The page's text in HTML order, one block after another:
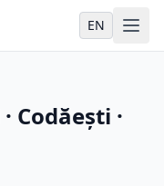
EN
· Codăești ·